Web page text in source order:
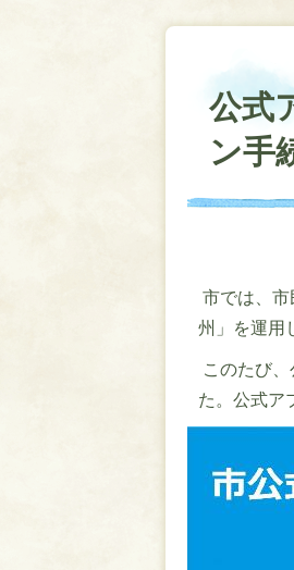
公式
ン手
市では、
州」を運用
このたび
た。公式ア